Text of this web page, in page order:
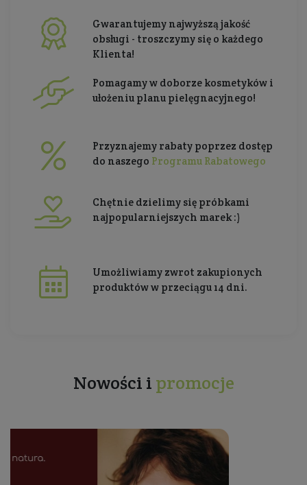
Gwarantujemy najwyższą jakość
obsługi - troszczymy się o każdego
Klienta!
Pomagamy w doborze kosmetyków i
ułożeniu planu pielęgnacyjnego!
Przyznajemy rabaty poprzez dostęp
do naszego Programu Rabatowego
Chętnie dzielimy się próbkami
najpopularniejszych marek :)
Umożliwiamy zwrot zakupionych
produktów w przeciągu 14 dni.
Nowości i promocje